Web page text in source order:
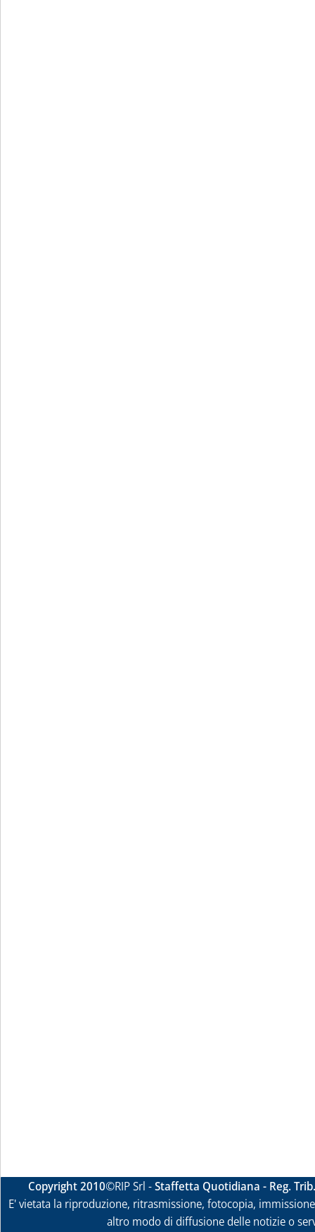
Copyright 2010©RIP Srl -Staffetta Quotidiana - Reg.
E' vietata la riproduzione, ritrasmissione, fotocopia,
altro modo di diffusione delle notizie o